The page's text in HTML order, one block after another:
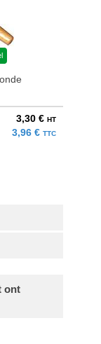
3,30 € HT
3,96 € TTC
ont